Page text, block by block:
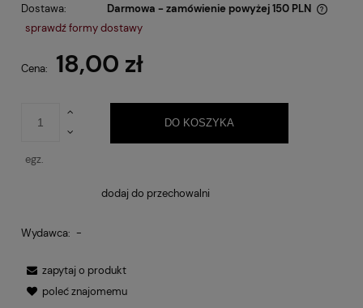
Dostawa:
Darmowa - zamówienie powyżej 150 PLN
Cena nie zawiera ewentualnych kosztów płatności
sprawdź formy dostawy
Cena: 18,00 zł
egz.
DO KOSZYKA
dodaj do przechowalni
Wydawca: -
zapytaj o produkt
poleć znajomemu